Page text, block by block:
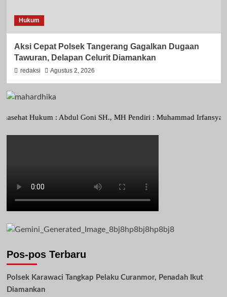
Hukum
Aksi Cepat Polsek Tangerang Gagalkan Dugaan
Tawuran, Delapan Celurit Diamankan
redaksi Agustus 2, 2026
Hukum : Abdul Goni SH., MH Pendiri : Muhammad Irfansyah,
Pos-pos Terbaru
Polsek Karawaci Tangkap Pelaku Curanmor, Penadah Ikut
Diamankan